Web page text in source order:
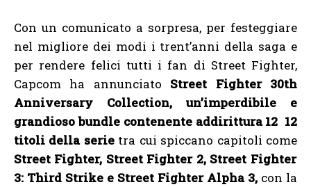
Con un comunicato a sorpresa, per festeggiare
nel migliore dei modi i trent’anni della saga e
per rendere felici tutti i fan di Street Fighter,
Capcom ha annunciato Street Fighter 30th
Anniversary Collection, un’imperdibile e
grandioso bundle contenente addirittura 12 12
titoli della serie tra cui spiccano capitoli come
Street Fighter, Street Fighter 2, Street Fighter
3: Third Strike e Street Fighter Alpha 3, con la